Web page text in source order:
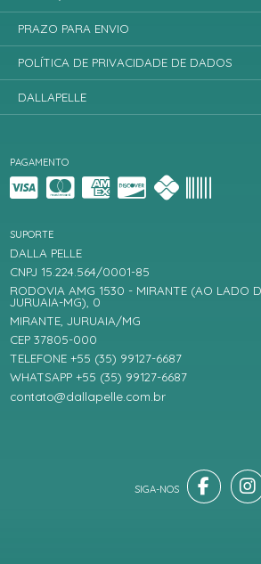
PAGAMENTO
SUPORTE
DALLA PELLE
CNPJ 15.224.564/0001-85
RODOVIA AMG 1530 - MIRANTE (AO LADO
JURUAIA-MG), 0
MIRANTE, JURUAIA/MG
CEP 37805-000
TELEFONE +55 (35) 99127-6687
WHATSAPP +55 (35) 99127-6687
contato@dallapelle.com.br
PRAZO PARA ENVIO
POLÍTICA DE PRIVACIDADE DE DADOS
DALLAPELLE